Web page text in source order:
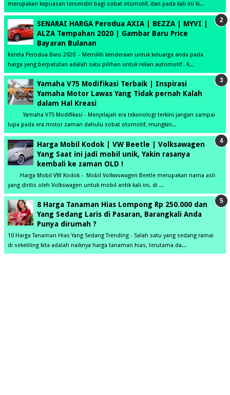
merupakan kepuasan tersendiri bagi sobat otomotif, dan pada kali ini ki...
SENARAI HARGA Perodua AXIA | BEZZA | MYVI |
ALZA Tempahan 2020 | Gambar Baru Price
Bayaran Bulanan
Kereta Perodua Baru 2020 - Memilih kenderaan untuk keluarga anda pada
harga yang berpatutan adalah satu pilihan untuk rekan automotif . K...
Yamaha V75 Modifikasi Terbaik | Inspirasi
Yamaha Motor Lawas Yang Tidak pernah Kalah
dalam Hal Kreasi
Yamaha V75 Modifikasi - Menjelajah era tekonologi terkini jangan sampai
lupa pada era motor zaman dahulu sobat otomotif, mungkin...
Harga Mobil Kodok | VW Beetle | Volksawagen
Yang Saat ini jadi mobil unik, Yakin rasanya
kembali ke zaman OLD !
Harga Mobil VW Kodok - Mobil Volkwswagen Beetle merupakan nama asli
yang dirilis oleh Volkswagen untuk mobil antik kali ini, di ...
8 Harga Tanaman Hias Lompong Rp 250.000 dan
Yang Sedang Laris di Pasaran, Barangkali Anda
Punya dirumah ?
10 Harga Tanaman Hias Yang Sedang Trending - Salah satu yang sedang ramai
di sekeliling kita adalah naiknya harga tanaman hias, terutama da...